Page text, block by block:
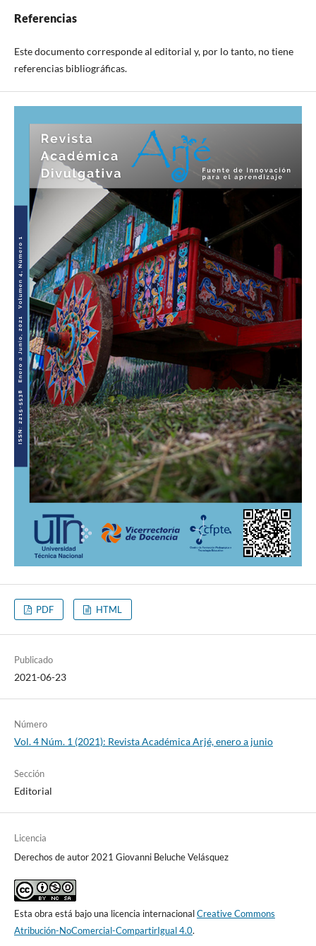
Referencias
Este documento corresponde al editorial y, por lo tanto, no tiene
referencias bibliográficas.
PDF HTML
Publicado
2021-06-23
Número
Vol. 4 Núm. 1 (2021): Revista Académica Arjé, enero a junio
Sección
Editorial
Licencia
Derechos de autor 2021 Giovanni Beluche Velásquez
Esta obra está bajo una licencia internacionalCreative Commons
Atribución-NoComercial-CompartirIgual 4.0.